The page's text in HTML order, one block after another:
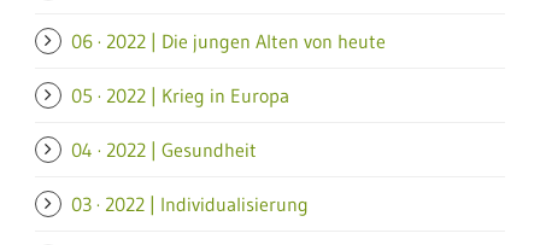
06 · 2022 | Die jungen Alten von heute
05 · 2022 | Krieg in Europa
04 · 2022 | Gesundheit
03 · 2022 | Individualisierung